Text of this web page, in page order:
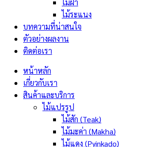
ไม้ระแนง
บทความที่น่าสนใจ
ตัวอย่างผลงาน
ติดต่อเรา
หน้าหลัก
เกี่ยวกับเรา
สินค้าและบริการ
ไม้แปรรูป
ไม้สัก (Teak)
ไม้มะค่า (Makha)
ไม้แดง (Pyinkado)